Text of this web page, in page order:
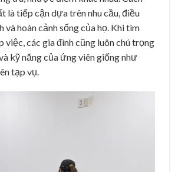
là tiếp cận dựa trên nhu cầu, điều
và hoàn cảnh sống của họ. Khi tìm
các gia đình cũng luôn chú trọng
kỹ năng của ứng viên giống như
tạp vụ.